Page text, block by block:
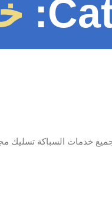
خدمات السباكة تسليك